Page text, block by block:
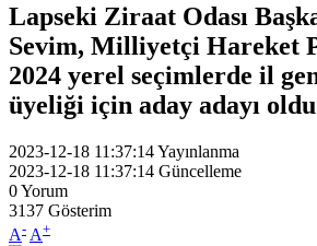
Lapseki Ziraat Odası
Sevim, Milliyetçi Hareket
2024 yerel seçimlerde il
üyeliği için aday adayı
2023-12-18 11:37:14Yayınlanma
2023-12-18 11:37:14 Güncelleme
0Yorum
3137 Gösterim
A- A+